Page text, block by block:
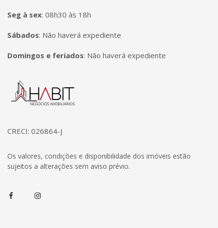
Seg à sex: 08h30 às 18h
Sábados: Não haverá expediente
Domingos e feriados: Não haverá expediente
Página inicial
CRECI: 026864-J
Os valores, condições e disponibilidade dos imóveis estão
sujeitos a alterações sem aviso prévio.
FacebookInstagram